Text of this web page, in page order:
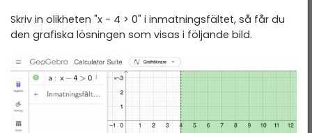
Skriv in olikheten "x - 4 > 0" i inmatningsfältet, så får du
den grafiska lösningen som visas i följande bild.